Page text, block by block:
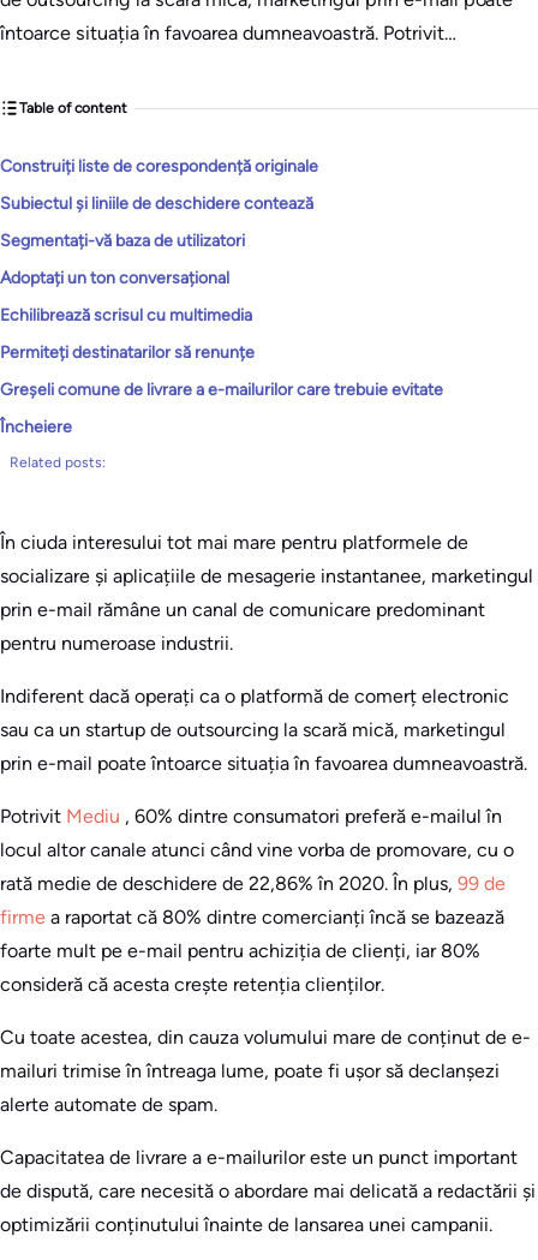
întoarce situația în favoarea dumneavoastră. Potrivit…
Table of content
Construiți liste de corespondență originale
Subiectul și liniile de deschidere contează
Segmentați-vă baza de utilizatori
Adoptați un ton conversațional
Echilibrează scrisul cu multimedia
Permiteți destinatarilor să renunțe
Greșeli comune de livrare a e-mailurilor care trebuie evitate
Încheiere
Related posts:
În ciuda interesului tot mai mare pentru platformele de
socializare și aplicațiile de mesagerie instantanee, marketingul
prin e-mail rămâne un canal de comunicare predominant
pentru numeroase industrii.
Indiferent dacă operați ca o platformă de comerț electronic
sau ca un startup de outsourcing la scară mică, marketingul
prin e-mail poate întoarce situația în favoarea dumneavoastră.
Potrivit Mediu , 60% dintre consumatori preferă e-mailul în
locul altor canale atunci când vine vorba de promovare, cu o
rată medie de deschidere de 22,86% în 2020. În plus, 99 de
firme a raportat că 80% dintre comercianți încă se bazează
foarte mult pe e-mail pentru achiziția de clienți, iar 80%
consideră că acesta crește retenția clienților.
Cu toate acestea, din cauza volumului mare de conținut de e-
mailuri trimise în întreaga lume, poate fi ușor să declanșezi
alerte automate de spam.
Capacitatea de livrare a e-mailurilor este un punct important
de dispută, care necesită o abordare mai delicată a redactării și
optimizării conținutului înainte de lansarea unei campanii.